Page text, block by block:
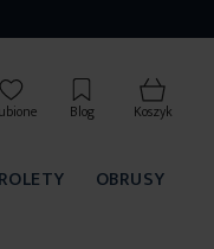
Blog Koszyk
ROLETY
OBRUSY